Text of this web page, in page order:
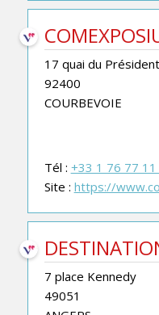
17 quai du
92400
COURBEVOIE
Tél : +33 1 76 77 11
Site : https://
7 place Kennedy
49051